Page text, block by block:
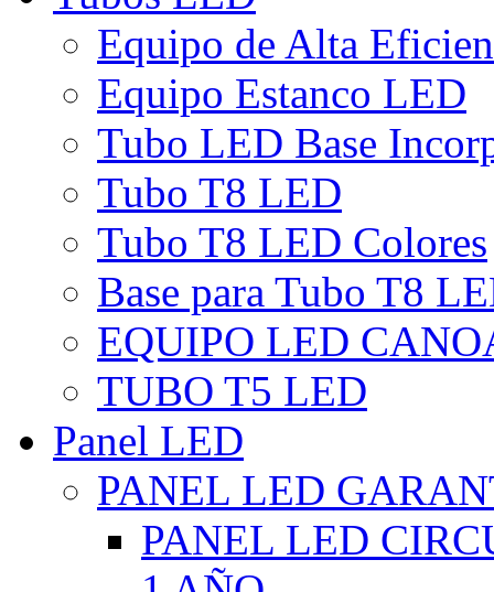
Equipo de Alta
Equipo Estanco LED
Tubo LED Base
Tubo T8 LED
Tubo T8 LED Colores
Base para Tubo T8
EQUIPO LED
TUBO T5 LED
Panel LED
PANEL LED
PANEL LED